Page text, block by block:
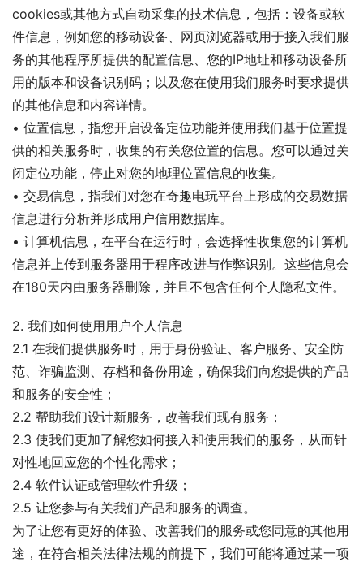
cookies或其他方式自动采集的技术信息，包括：设备或软
件信息，例如您的移动设备、网页浏览器或用于接入我们服
务的其他程序所提供的配置信息、您的IP地址和移动设备所
用的版本和设备识别码；以及您在使用我们服务时要求提供
的其他信息和内容详情。
• 位置信息，指您开启设备定位功能并使用我们基于位置提
供的相关服务时，收集的有关您位置的信息。您可以通过关
闭定位功能，停止对您的地理位置信息的收集。
• 交易信息，指我们对您在奇趣电玩平台上形成的交易数据
信息进行分析并形成用户信用数据库。
• 计算机信息，在平台在运行时，会选择性收集您的计算机
信息并上传到服务器用于程序改进与作弊识别。这些信息会
在180天内由服务器删除，并且不包含任何个人隐私文件。
2. 我们如何使用用户个人信息
2.1 在我们提供服务时，用于身份验证、客户服务、安全防
范、诈骗监测、存档和备份用途，确保我们向您提供的产品
和服务的安全性；
2.2 帮助我们设计新服务，改善我们现有服务；
2.3 使我们更加了解您如何接入和使用我们的服务，从而针
对性地回应您的个性化需求；
2.4 软件认证或管理软件升级；
2.5 让您参与有关我们产品和服务的调查。
为了让您有更好的体验、改善我们的服务或您同意的其他用
途，在符合相关法律法规的前提下，我们可能将通过某一项